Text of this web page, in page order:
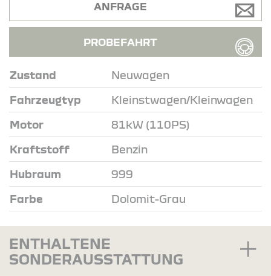
Zustand Neuwagen
Fahrzeugtyp Kleinstwagen/Kleinwagen
Motor 81kW (110PS)
Kraftstoff Benzin
Hubraum 999
Farbe Dolomit-Grau
ANFRAGE
PROBEFAHRT
ENTHALTENE
SONDERAUSSTATTUNG